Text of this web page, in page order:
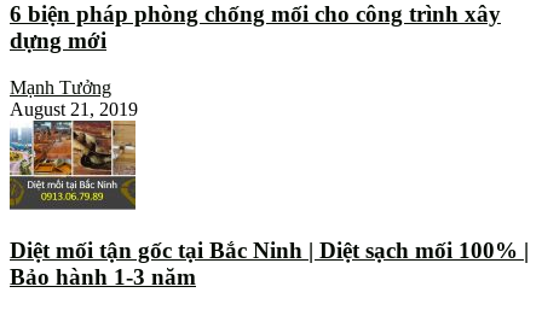
6 biện pháp phòng chống mối cho công trình xây
dựng mới
Mạnh Tưởng
August 21, 2019
Diệt mối tận gốc tại Bắc Ninh | Diệt sạch mối 100% |
Bảo hành 1-3 năm